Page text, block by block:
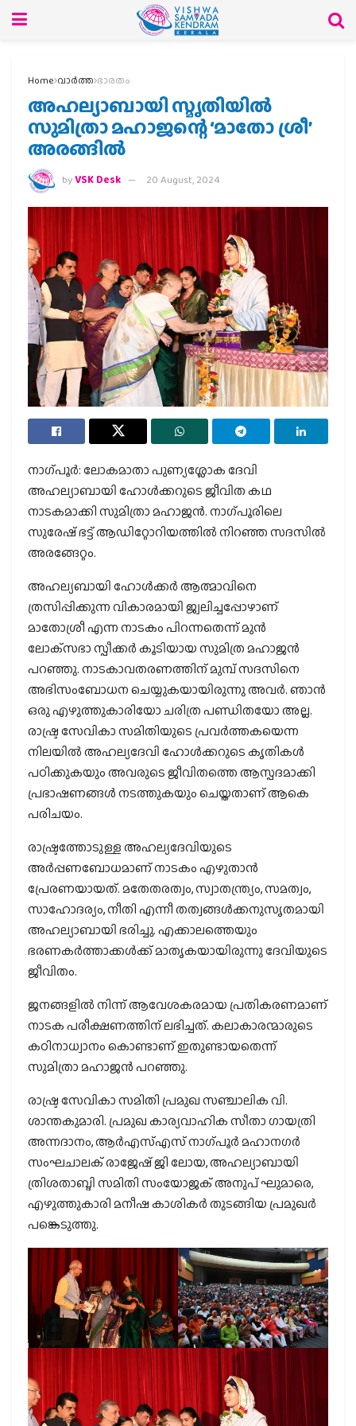
Home വാര്‍ത്ത ഭാരതം
അഹല്യാബായി സ്മൃതിയില്‍
സുമിത്രാ മഹാജന്റെ ‘മാതോ ശ്രീ’
അരങ്ങില്‍
byVSK Desk 20 August, 2024
നാഗ്പൂര്‍: ലോകമാതാ പുണ്യശ്ലോക ദേവി
അഹല്യാബായി ഹോള്‍ക്കറുടെ ജീവിത കഥ
നാടകമാക്കി സുമിത്രാ മഹാജന്‍. നാഗ്പൂരിലെ
സുരേഷ് ഭട്ട് ആഡിറ്റോറിയത്തില്‍ നിറഞ്ഞ സദസില്‍
അരങ്ങേറ്റം.
അഹല്യബായി ഹോള്‍ക്കര്‍ ആത്മാവിനെ
ത്രസിപ്പിക്കുന്ന വികാരമായി ജ്വലിച്ചപ്പോഴാണ്
മാതോശ്രീ എന്ന നാടകം പിറന്നതെന്ന് മുന്‍
ലോക്‌സഭാ സ്പീക്കര്‍ കൂടിയായ സുമിത്ര മഹാജന്‍
പറഞ്ഞു. നാടകാവതരണത്തിന് മുമ്പ് സദസിനെ
അഭിസംബോധന ചെയ്യുകയായിരുന്നു അവര്‍. ഞാന്‍
ഒരു എഴുത്തുകാരിയോ ചരിത്ര പണ്ഡിതയോ അല്ല.
രാഷ്ട്ര സേവികാ സമിതിയുടെ പ്രവര്‍ത്തകയെന്ന
നിലയില്‍ അഹല്യദേവി ഹോള്‍ക്കറുടെ കൃതികള്‍
പഠിക്കുകയും അവരുടെ ജീവിതത്തെ ആസ്പദമാക്കി
പ്രഭാഷണങ്ങള്‍ നടത്തുകയും ചെയ്തതാണ് ആകെ
പരിചയം.
രാഷ്ട്രത്തോടുള്ള അഹല്യദേവിയുടെ
അര്‍പ്പണബോധമാണ് നാടകം എഴുതാന്‍
പ്രേരണയായത്. മതേതരത്വം, സ്വാതന്ത്ര്യം, സമത്വം,
സാഹോദര്യം, നീതി എന്നീ തത്വങ്ങള്‍ക്കനുസൃതമായി
അഹല്യാബായി ഭരിച്ചു. എക്കാലത്തെയും
ഭരണകര്‍ത്താക്കള്‍ക്ക് മാതൃകയായിരുന്നു ദേവിയുടെ
ജീവിതം.
ജനങ്ങളില്‍ നിന്ന് ആവേശകരമായ പ്രതികരണമാണ്
നാടക പരീക്ഷണത്തിന് ലഭിച്ചത്. കലാകാരന്മാരുടെ
കഠിനാധ്വാനം കൊണ്ടാണ് ഇതുണ്ടായതെന്ന്
സുമിത്രാ മഹാജന്‍ പറഞ്ഞു.
രാഷ്ട്ര സേവികാ സമിതി പ്രമുഖ സഞ്ചാലിക വി.
ശാന്തകുമാരി. പ്രമുഖ കാര്യവാഹിക സീതാ ഗായത്രി
അന്നദാനം, ആര്‍എസ്എസ് നാഗ്പൂര്‍ മഹാനഗര്‍
സംഘചാലക് രാജേഷ് ജി ലോയ, അഹല്യാബായി
ത്രിശതാബ്ദി സമിതി സംയോജക് അനുപ് ഘുമാരെ,
എഴുത്തുകാരി മനീഷ കാശികര്‍ തുടങ്ങിയ പ്രമുഖര്‍
പങ്കെടുത്തു.